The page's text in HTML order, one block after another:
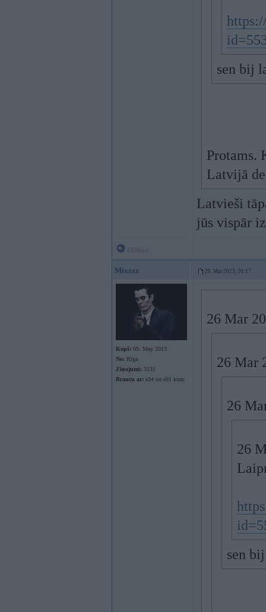
sen bij
Protams.
Latvijā
Latvieši
jūs vispār
Mixzzz 26. Mar 2023, 20:17
Kopš: 09. May 2013
No: Rīga
Ziņojumi: 3131
Braucu ar: e34 un e91 kuuc
26 Mar
26 Mar
26
26
sen